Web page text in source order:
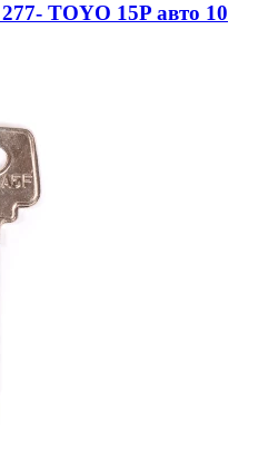
TOYO 15P авто 10